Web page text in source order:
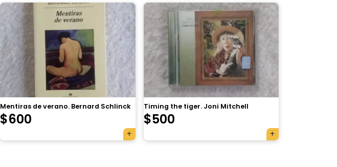
Mentiras de verano. Bernard Schlinck
$600
Timing the tiger. Joni Mitchell
$500